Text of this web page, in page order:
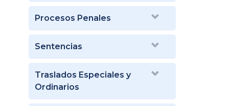
Procesos Penales
Sentencias
Traslados Especiales y
Ordinarios